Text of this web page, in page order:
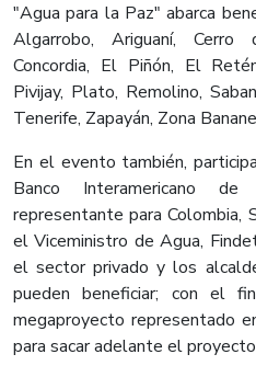
"Agua para la Paz" abarca
Algarrobo, Ariguaní,
Concordia, El Piñón, El
Pivijay, Plato, Remolino,
Tenerife, Zapayán, Zona
En el evento también,
Banco Interamericano
representante para Colombia,
el Viceministro de Agua,
el sector privado y los
pueden beneficiar; con el
megaproyecto representado
para sacar adelante el